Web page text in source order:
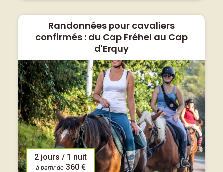
Randonnées pour cavaliers
confirmés : du Cap Fréhel au Cap
d'Erquy
2 jours / 1 nuit
à partir de 360 €